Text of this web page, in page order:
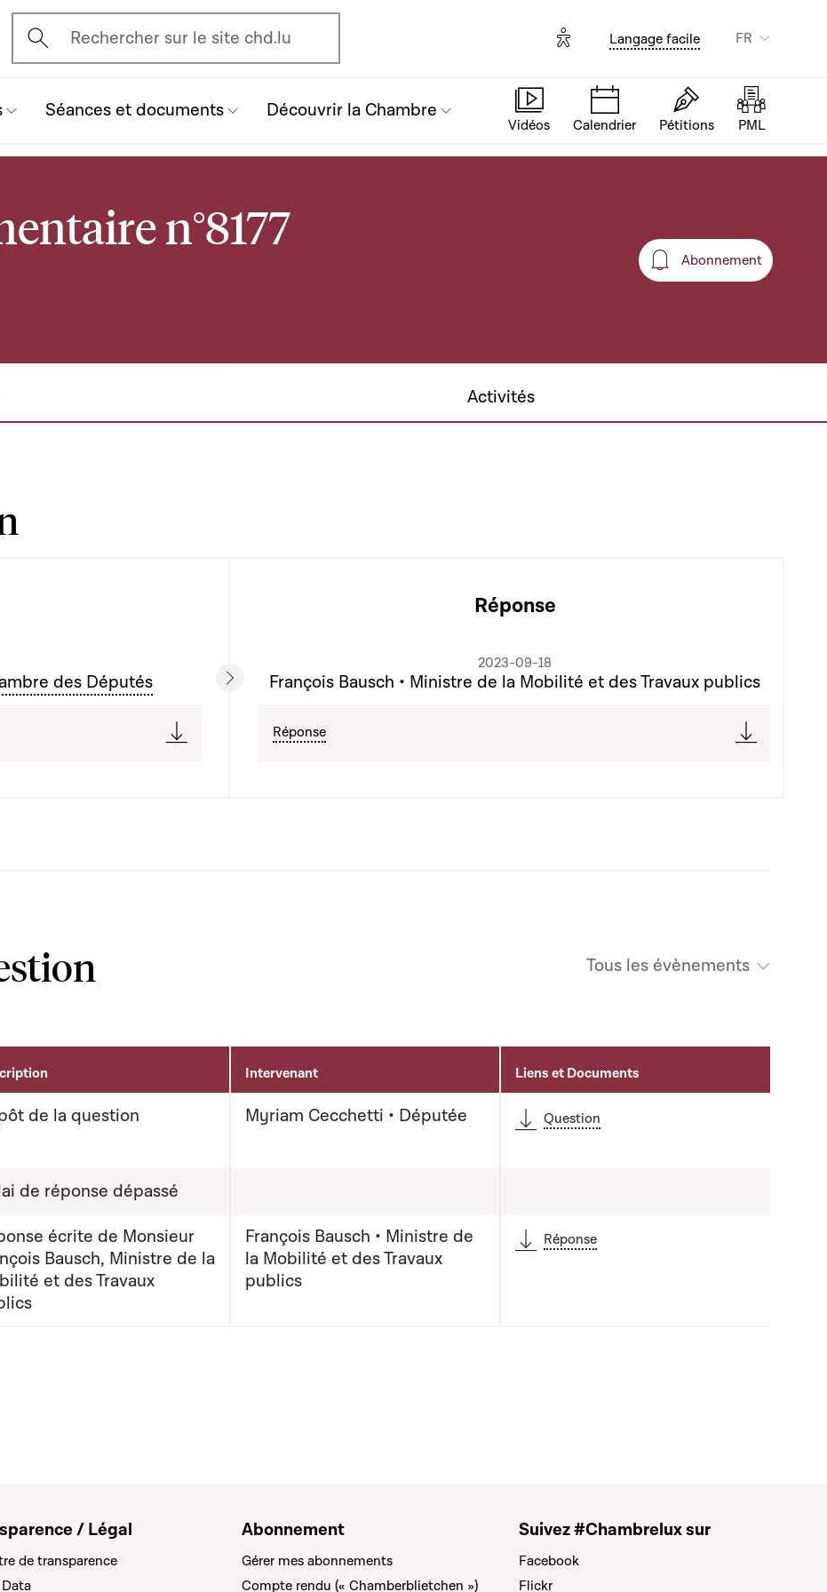
Ouvrir l'écran de recherche
Rechercher sur le site chd.lu Options d'accessibilité
Langage facile FR
Séances et documents Découvrir la Chambre
Vidéos Calendrier Pétitions PML
n°8177
Abonnement
Abonnement
Activités
des Députés
Réponse
2023-09-18
François Bausch • Ministre de la Mobilité et des Travaux publics
Réponse
Tous les évènements
Intervenant Liens et Documents
de la question Myriam Cecchetti • Députée Question
de réponse dépassé
écrite de Monsieur
Bausch, Ministre de la
et des Travaux
François Bausch • Ministre de
la Mobilité et des Travaux
publics
Réponse
/ Légal
de transparence
Abonnement
Gérer mes abonnements
Compte rendu (« Chamberblietchen »)
Suivez #Chambrelux sur
Facebook
Flickr